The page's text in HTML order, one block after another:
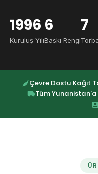
1996
Kuruluş Yılı
6
Baskı Rengi
7
Çevre Dostu Kağıt
Tüm